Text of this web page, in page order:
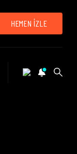
HEMEN İZLE